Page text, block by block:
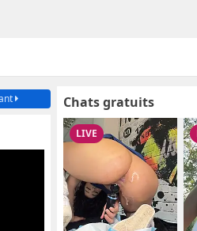
Chats gratuits